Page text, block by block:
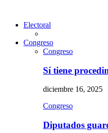
Electoral
Congreso
Congreso
Sí tiene
diciembre 16, 2025
Congreso
Diputados